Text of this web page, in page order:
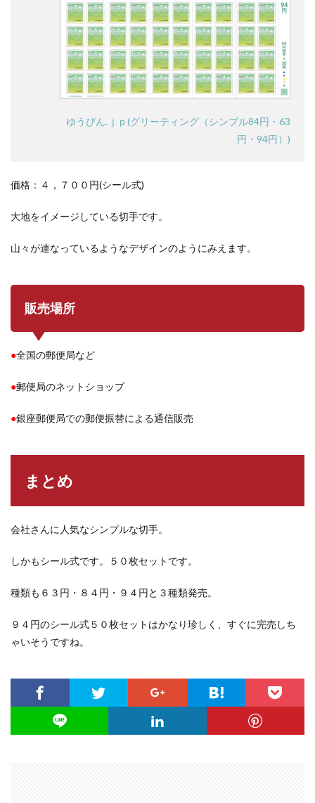
ゆうびん.ｊｐ(グリーティング（シンプル84円・63
円・94円）)
価格：４，７００円(シール式)
大地をイメージしている切手です。
山々が連なっているようなデザインのようにみえます。
販売場所
●全国の郵便局など
●郵便局のネットショップ
●銀座郵便局での郵便振替による通信販売
まとめ
会社さんに人気なシンプルな切手。
しかもシール式です。５０枚セットです。
種類も６３円・８４円・９４円と３種類発売。
９４円のシール式５０枚セットはかなり珍しく、すぐに完売しち
ゃいそうですね。